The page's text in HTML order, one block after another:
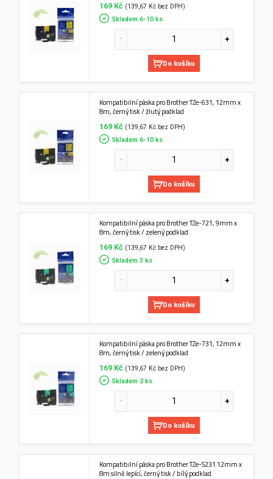
169 Kč (139,67 Kč bez DPH)
Skladem 6-10 ks
Do košíku
Kompatibilní páska pro Brother TZe-631, 12mm x
8m, černý tisk / žlutý podklad
169 Kč (139,67 Kč bez DPH)
Skladem 6-10 ks
Do košíku
Kompatibilní páska pro Brother TZe-721, 9mm x
8m, černý tisk / zelený podklad
169 Kč (139,67 Kč bez DPH)
Skladem 3 ks
Do košíku
Kompatibilní páska pro Brother TZe-731, 12mm x
8m, černý tisk / zelený podklad
169 Kč (139,67 Kč bez DPH)
Skladem 2 ks
Do košíku
Kompatibilní páska pro Brother TZe-S231 12mm x
8m silně lepící, černý tisk / bílý podklad